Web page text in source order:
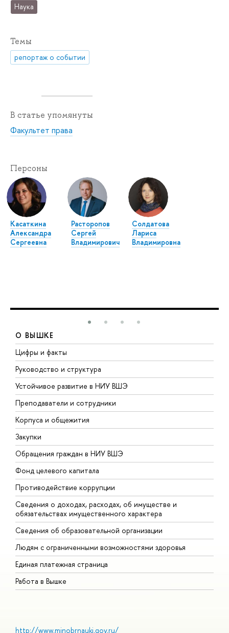
Наука
Темы
репортаж о событии
В статье упомянуты
Факультет права
Персоны
Касаткина
Александра
Сергеевна
Расторопов
Сергей
Владимирович
Солдатова
Лариса
Владимировна
О ВЫШКЕ
Цифры и факты
Руководство и структура
Устойчивое развитие в НИУ ВШЭ
Преподаватели и сотрудники
Корпуса и общежития
Закупки
Обращения граждан в НИУ ВШЭ
Фонд целевого капитала
Противодействие коррупции
Сведения о доходах, расходах, об имуществе и
обязательствах имущественного характера
Сведения об образовательной организации
Людям с ограниченными возможностями здоровья
Единая платежная страница
Работа в Вышке
http://www.minobrnauki.gov.ru/